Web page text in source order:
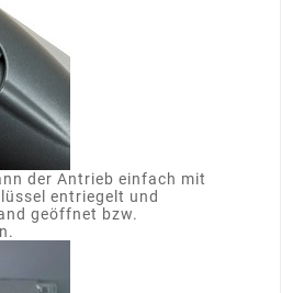
der Antrieb einfach mit
entriegelt und
geöffnet bzw.